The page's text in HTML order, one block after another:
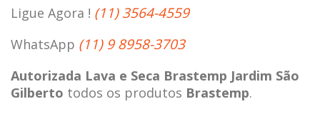
Ligue Agora ! (11) 3564-4559
WhatsApp (11) 9 8958-3703
Autorizada Lava e Seca Brastemp Jardim São
Gilberto todos os produtos Brastemp.